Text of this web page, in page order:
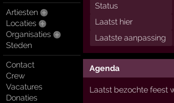
Artiesten
Locaties
Organisaties
Steden
Contact
Crew
Vacatures
Donaties
Status
Laatst hier
Laatste aanpassing
Agenda
Laatst bezochte feest